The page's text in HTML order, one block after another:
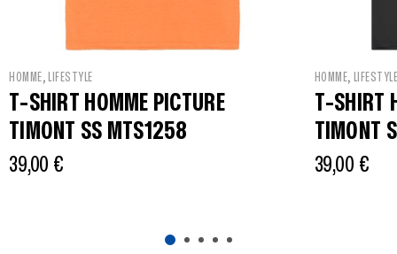
HOMME,LIFESTYLE
T-SHIRT HOMME PICTURE
TIMONT SS MTS1258
39,00 €
HOMME,
T-SHIRT
TIMONT
39,00 €